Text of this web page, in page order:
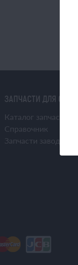
ЗАПЧАСТИ ДЛЯ
Каталог запчастей
Справочник
Запчасти завода